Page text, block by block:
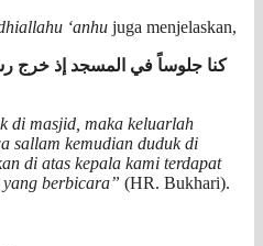
‘anhu juga menjelaskan,
كنا جلوساً في المسجد إذ خرج
di masjid, maka keluarlah
sallam kemudian duduk di
di atas kepala kami terdapat
berbicara” (HR. Bukhari).